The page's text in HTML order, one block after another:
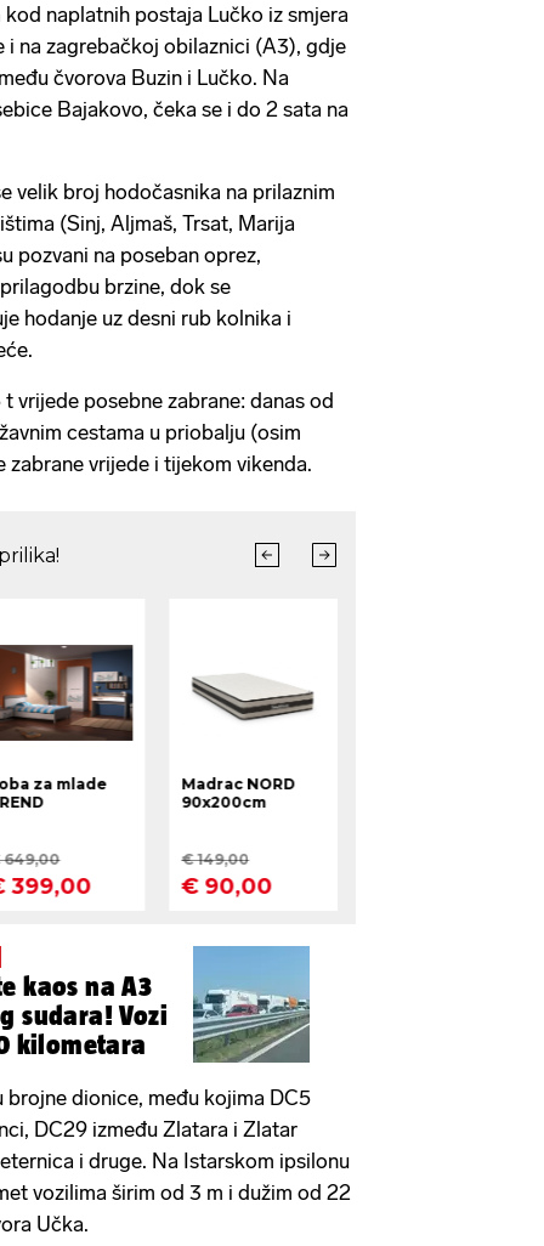
naplatnih postaja Lučko iz smjera
i na zagrebačkoj obilaznici (A3), gdje
čvorova Buzin i Lučko. Na
Bajakovo, čeka se i do 2 sata na
velik broj hodočasnika na prilaznim
(Sinj, Aljmaš, Trsat, Marija
pozvani na poseban oprez,
brzine, dok se
hodanje uz desni rub kolnika i
vrijede posebne zabrane: danas od
cestama u priobalju (osim
zabrane vrijede i tijekom vikenda.
kaos na A3
sudara! Vozi
kilometara
dionice, među kojima DC5
DC29 između Zlatara i Zlatar
i druge. Na Istarskom ipsilonu
vozilima širim od 3 m i dužim od 22
Učka.